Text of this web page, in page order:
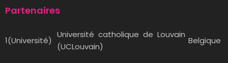
Partenaires
1(Université)
Université catholique de Louvain
(UCLouvain)
Belgique